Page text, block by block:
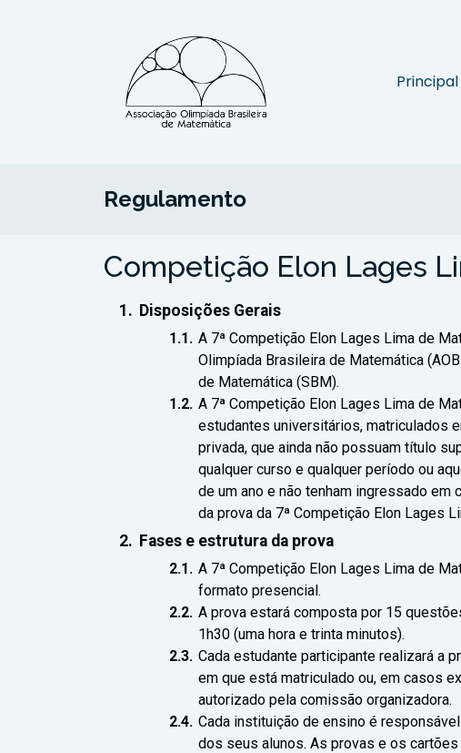
Principal
Regulamento
Competição Elon Lages
Disposições Gerais
A 7ª Competição Elon Lages Lima de
Olimpíada Brasileira de Matemática
de Matemática (SBM).
A 7ª Competição Elon Lages Lima de
estudantes universitários, matriculados
privada, que ainda não possuam título
qualquer curso e qualquer período ou
de um ano e não tenham ingressado
da prova da 7ª Competição Elon Lages
Fases e estrutura da prova
A 7ª Competição Elon Lages Lima de
formato presencial.
A prova estará composta por 15
1h30 (uma hora e trinta minutos).
Cada estudante participante realizará a
em que está matriculado ou, em casos
autorizado pela comissão organizadora.
Cada instituição de ensino é
dos seus alunos. As provas e os